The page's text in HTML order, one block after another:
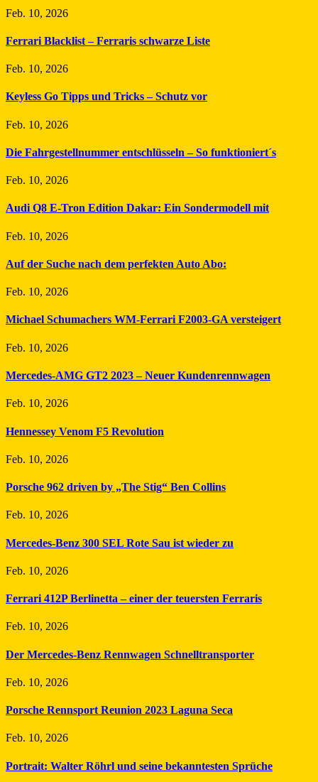
Feb. 10, 2026
Ferrari Blacklist – Ferraris schwarze Liste
Feb. 10, 2026
Keyless Go Tipps und Tricks – Schutz vor
Feb. 10, 2026
Die Fahrgestellnummer entschlüsseln – So funktioniert´s
Feb. 10, 2026
Audi Q8 E-Tron Edition Dakar: Ein Sondermodell mit
Feb. 10, 2026
Auf der Suche nach dem perfekten Auto Abo:
Feb. 10, 2026
Michael Schumachers WM-Ferrari F2003-GA versteigert
Feb. 10, 2026
Mercedes-AMG GT2 2023 – Neuer Kundenrennwagen
Feb. 10, 2026
Hennessey Venom F5 Revolution
Feb. 10, 2026
Porsche 962 driven by „The Stig“ Ben Collins
Feb. 10, 2026
Mercedes-Benz 300 SEL Rote Sau ist wieder zu
Feb. 10, 2026
Ferrari 412P Berlinetta – einer der teuersten Ferraris
Feb. 10, 2026
Der Mercedes-Benz Rennwagen Schnelltransporter
Feb. 10, 2026
Porsche Rennsport Reunion 2023 Laguna Seca
Feb. 10, 2026
Portrait: Walter Röhrl und seine bekanntesten Sprüche